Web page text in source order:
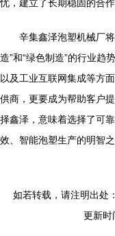
忧，建立了长期稳固的合作
辛集鑫泽泡塑机械厂
造”和“绿色制造”的行业趋
以及工业互联网集成等方
供商，更要成为帮助客户
择鑫泽，意味着选择了可
效、智能泡塑生产的明智之
如若转载，请注明出处
更新时